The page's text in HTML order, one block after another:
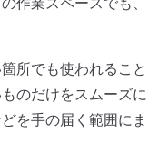
所でも使われること
のだけをスムーズに
を手の届く範囲にま